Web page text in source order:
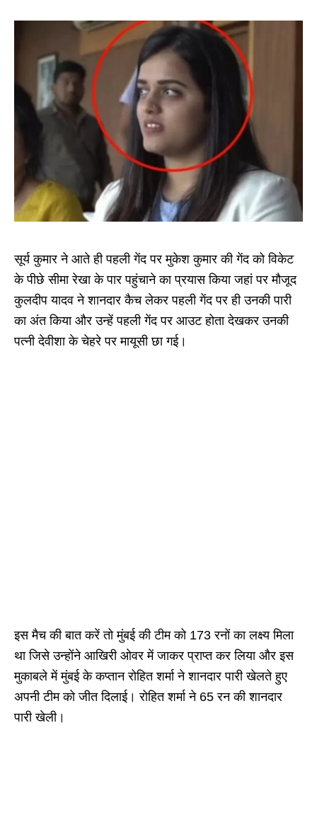
सूर्य कुमार ने आते ही पहली गेंद पर मुकेश कुमार की गेंद को विकेट
के पीछे सीमा रेखा के पार पहुंचाने का प्रयास किया जहां पर मौजूद
कुलदीप यादव ने शानदार कैच लेकर पहली गेंद पर ही उनकी पारी
का अंत किया और उन्हें पहली गेंद पर आउट होता देखकर उनकी
पत्नी देवीशा के चेहरे पर मायूसी छा गई।
इस मैच की बात करें तो मुंबई की टीम को 173 रनों का लक्ष्य मिला
था जिसे उन्होंने आखिरी ओवर में जाकर प्राप्त कर लिया और इस
मुकाबले में मुंबई के कप्तान रोहित शर्मा ने शानदार पारी खेलते हुए
अपनी टीम को जीत दिलाई। रोहित शर्मा ने 65 रन की शानदार
पारी खेली।